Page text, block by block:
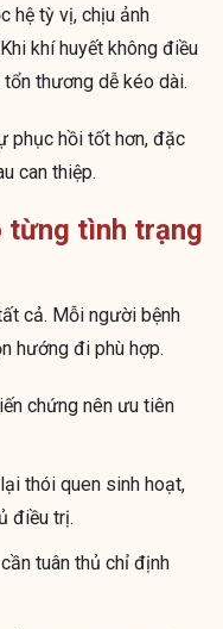
hệ tỳ vị, chịu ảnh
khí huyết không điều
thương dễ kéo dài.
phục hồi tốt hơn, đặc
can thiệp.
từng tình trạng
cả. Mỗi người bệnh
hướng đi phù hợp.
chứng nên ưu tiên
thói quen sinh hoạt,
điều trị.
tuân thủ chỉ định